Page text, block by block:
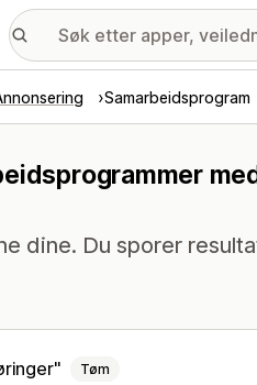
Samarbeidsprogram
dine. Du sporer
Tøm